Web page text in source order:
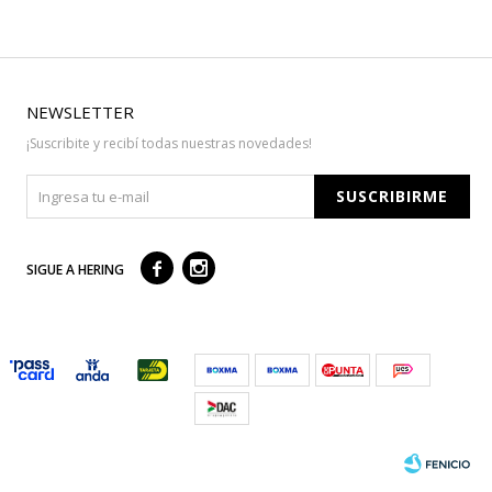
NEWSLETTER
¡Suscribite y recibí todas nuestras novedades!
SUSCRIBIRME
SIGUE A HERING  